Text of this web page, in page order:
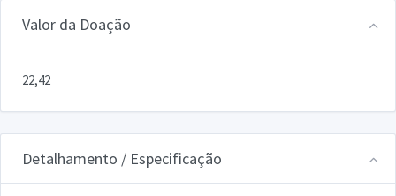
Valor da Doação
22,42
Detalhamento / Especificação